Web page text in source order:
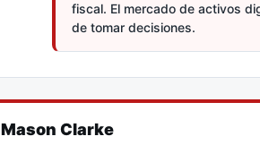
fiscal. El mercado de activos
de tomar decisiones.
Mason Clarke